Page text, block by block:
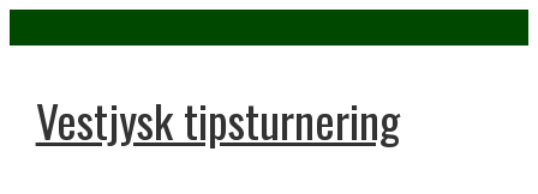
Vestjysk tipsturnering